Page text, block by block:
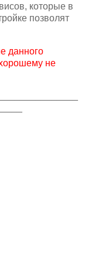
которые в
позволят
данного
не